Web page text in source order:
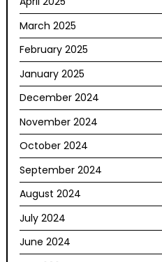
March 2025
February 2025
January 2025
December 2024
November 2024
October 2024
September 2024
August 2024
July 2024
June 2024